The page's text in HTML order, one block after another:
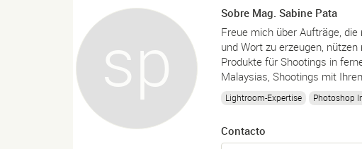
Sobre Mag. Sabine Pata
Freue mich über Aufträge,
und Wort zu erzeugen,
Produkte für Shootings in
Malaysias, Shootings mit
Lightroom-Expertise Photoshop
Contacto